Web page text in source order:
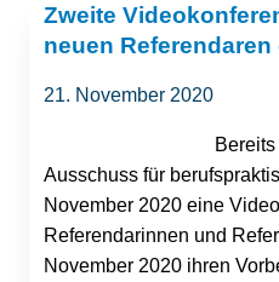
Zweite
neuen
21. November 2020
Ausschuss für
November 2020 eine
Referendarinnen und
November 2020 ihren